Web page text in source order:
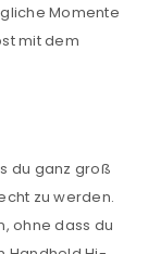
Momente
mit dem
du ganz groß
zu werden.
ohne dass du